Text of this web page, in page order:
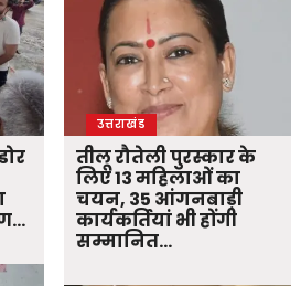
उत्तराखंड
तीलू रौतेली पुरस्कार के
लिए 13 महिलाओं का
चयन, 35 आंगनबाड़ी
कार्यकर्तियां भी होंगी
सम्मानित…